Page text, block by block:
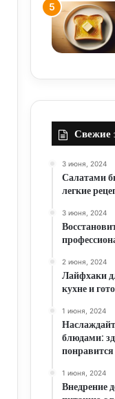
Свежие
3 июня, 2024
Салатами
легкие
3 июня, 2024
2 июня, 2024
Лайфхаки
кухне и
1 июня, 2024
блюдами:
понравится
1 июня, 2024
Внедрение